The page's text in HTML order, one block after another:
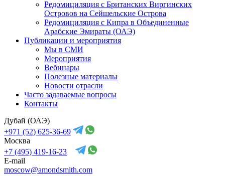
Редомициляция с Британских Виргинских
Островов на Сейшельские Острова
Редомициляция с Кипра в Объединенные
Арабские Эмираты (ОАЭ)
Публикации и мероприятия
Мы в СМИ
Мероприятия
Вебинары
Полезные материалы
Новости отрасли
Часто задаваемые вопросы
Контакты
Дубай (ОАЭ)
+971 (52) 625-36-69
Москва
+7 (495) 419-16-23
E-mail
moscow@amondsmith.com